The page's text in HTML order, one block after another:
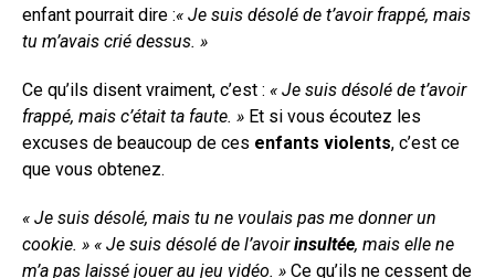
enfant pourrait dire :« Je suis désolé de t’avoir frappé, mais
tu m’avais crié dessus. »
Ce qu’ils disent vraiment, c’est : « Je suis désolé de t’avoir
frappé, mais c’était ta faute. » Et si vous écoutez les
excuses de beaucoup de ces enfants violents, c’est ce
que vous obtenez.
« Je suis désolé, mais tu ne voulais pas me donner un
cookie. » « Je suis désolé de l’avoirinsultée, mais elle ne
m’a pas laissé jouer au jeu vidéo. » Ce qu’ils ne cessent de